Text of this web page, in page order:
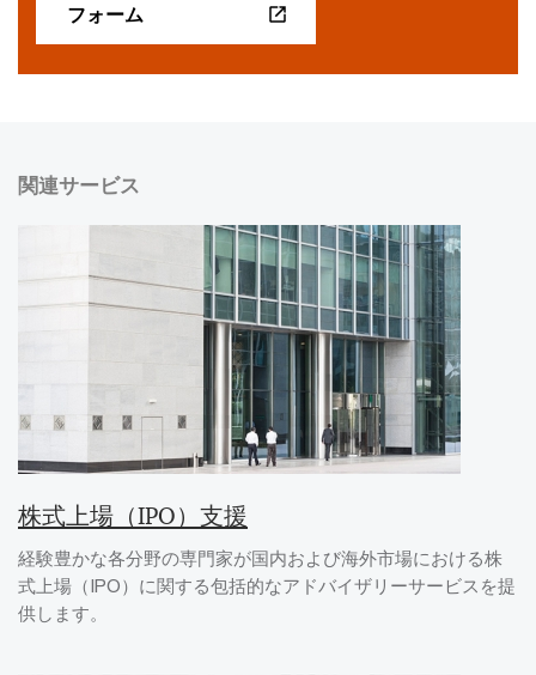
フォーム
関連サービス
株式上場（IPO）支援
経験豊かな各分野の専門家が国内および海外市場における株
式上場（IPO）に関する包括的なアドバイザリーサービスを提
供します。